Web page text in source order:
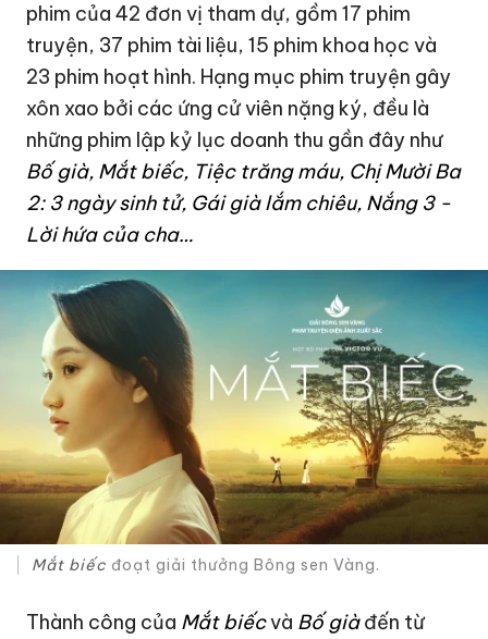
phim của 42 đơn vị tham dự, gồm 17 phim
truyện, 37 phim tài liệu, 15 phim khoa học và
23 phim hoạt hình. Hạng mục phim truyện gây
xôn xao bởi các ứng cử viên nặng ký, đều là
những phim lập kỷ lục doanh thu gần đây như
Bố già, Mắtbiếc, Tiệc trăng máu, Chị Mười Ba
2: 3 ngày sinh tử, Gái già lắm chiêu, Nắng 3 -
Lời hứa của cha…
Mắt biếc đoạt giải thưởng Bông sen Vàng.
Thành công của Mắt biếcvà Bố giàđến từ